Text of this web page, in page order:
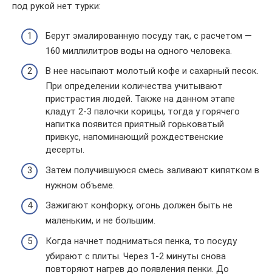
под рукой нет турки:
Берут эмалированную посуду так, с расчетом —
160 миллилитров воды на одного человека.
В нее насыпают молотый кофе и сахарный песок.
При определении количества учитывают
пристрастия людей. Также на данном этапе
кладут 2-3 палочки корицы, тогда у горячего
напитка появится приятный горьковатый
привкус, напоминающий рождественские
десерты.
Затем получившуюся смесь заливают кипятком в
нужном объеме.
Зажигают конфорку, огонь должен быть не
маленьким, и не большим.
Когда начнет подниматься пенка, то посуду
убирают с плиты. Через 1-2 минуты снова
повторяют нагрев до появления пенки. До